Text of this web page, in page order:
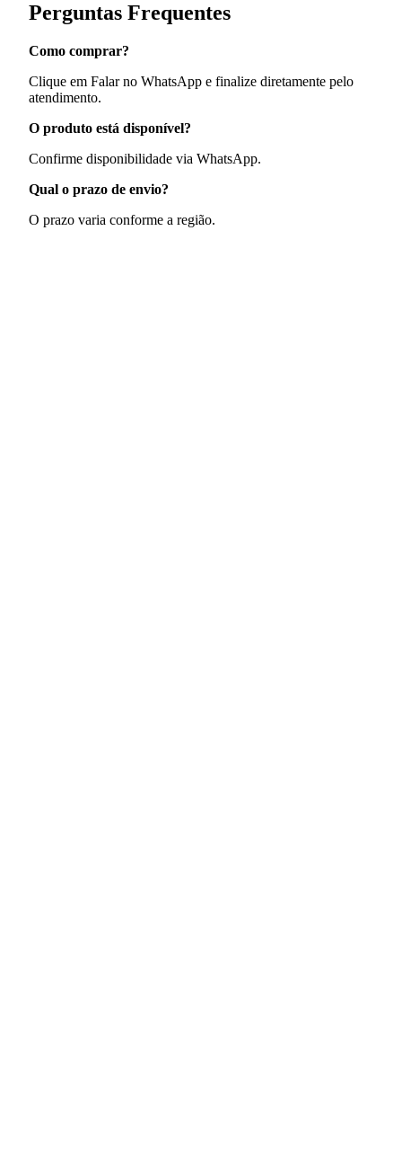
Perguntas Frequentes
Como comprar?
Clique em Falar no WhatsApp e finalize diretamente pelo
atendimento.
O produto está disponível?
Confirme disponibilidade via WhatsApp.
Qual o prazo de envio?
O prazo varia conforme a região.